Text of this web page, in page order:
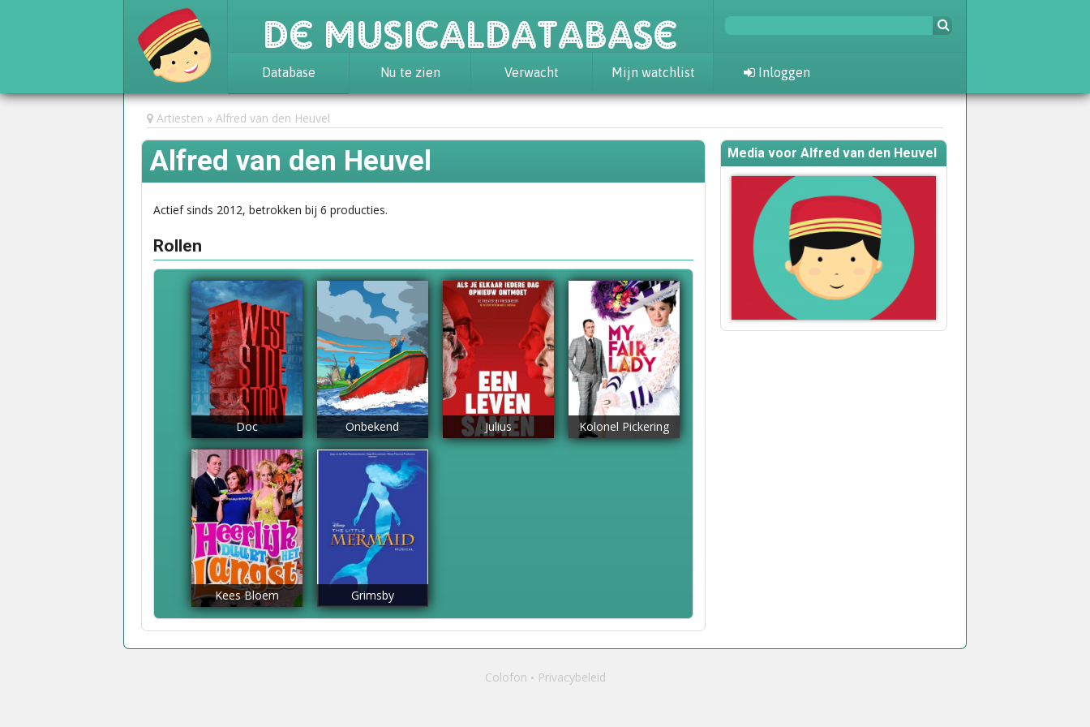
De Musicaldatabase
Database
Achtergrond
Awards
Statistieken
Nu te zien Verwacht Mijn watchlist Inloggen
Artiesten Alfred van den Heuvel
Alfred van den Heuvel
Actief sinds 2012, betrokken bij 6 producties.
Rollen
Doc Onbekend Julius Kolonel Pickering
Kees Bloem Grimsby
Media voor Alfred van den Heuvel
Colofon Privacybeleid